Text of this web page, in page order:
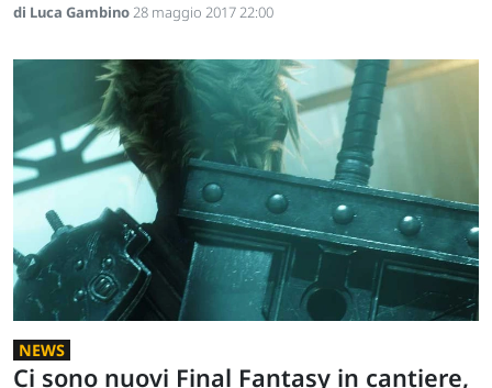
di Luca Gambino28 maggio 2017 22:00
NEWS
Ci sono nuovi Final Fantasy in cantiere,